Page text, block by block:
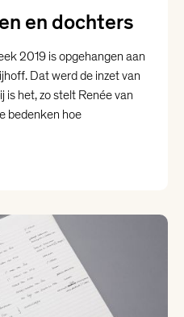
en dochters
2019 is opgehangen aan
Dat werd de inzet van
het, zo stelt Renée van
bedenken hoe